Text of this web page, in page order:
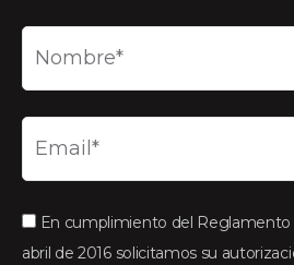
En cumplimiento del Reglamento
abril de 2016 solicitamos su